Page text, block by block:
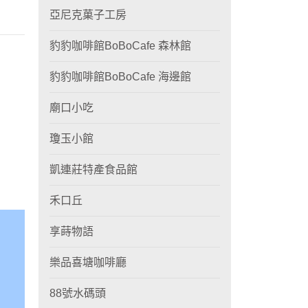
亞尼克菓子工房
豹豹咖啡館BoBoCafe 森林館
豹豹咖啡館BoBoCafe 海邊館
廟口小吃
瓊玉小館
凱連莊特產食品館
禾口丘
享蒔物語
樂品喜塘咖啡廳
88號水碼頭